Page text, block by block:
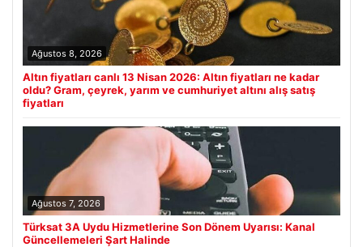
Ağustos 8, 2026
Altın fiyatları canlı 13 Nisan 2026: Altın fiyatları ne kadar
oldu? Gram, çeyrek, yarım ve cumhuriyet altını alış satış
fiyatları
Ağustos 7, 2026
Türksat 3A Uydu Hizmetlerine Son Dönem Uyarısı: Kanal
Güncellemeleri Şart Halinde